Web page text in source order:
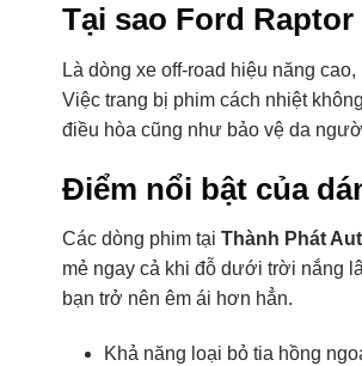
Tại sao Ford
Là dòng xe off-road hiệu năng cao,
Việc trang bị phim cách nhiệt
điều hòa cũng như bảo vệ da
Điểm nổi bật của
Các dòng phim tại Thành Phát
mẻ ngay cả khi đỗ dưới trời nắng
bạn trở nên êm ái hơn hẳn.
Khả năng loại bỏ tia hồng